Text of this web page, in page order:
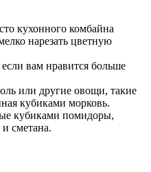
кухонного комбайна
нарезать цветную
вам нравится больше
или другие овощи, такие
кубиками морковь.
кубиками помидоры,
сметана.